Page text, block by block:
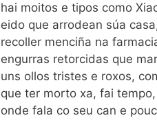
hai moitos e tipos como
eido que arrodean súa
recoller menciña na
engurras retorcidas que
uns ollos tristes e roxos,
que ter morto xa, fai
onde fala co seu can e